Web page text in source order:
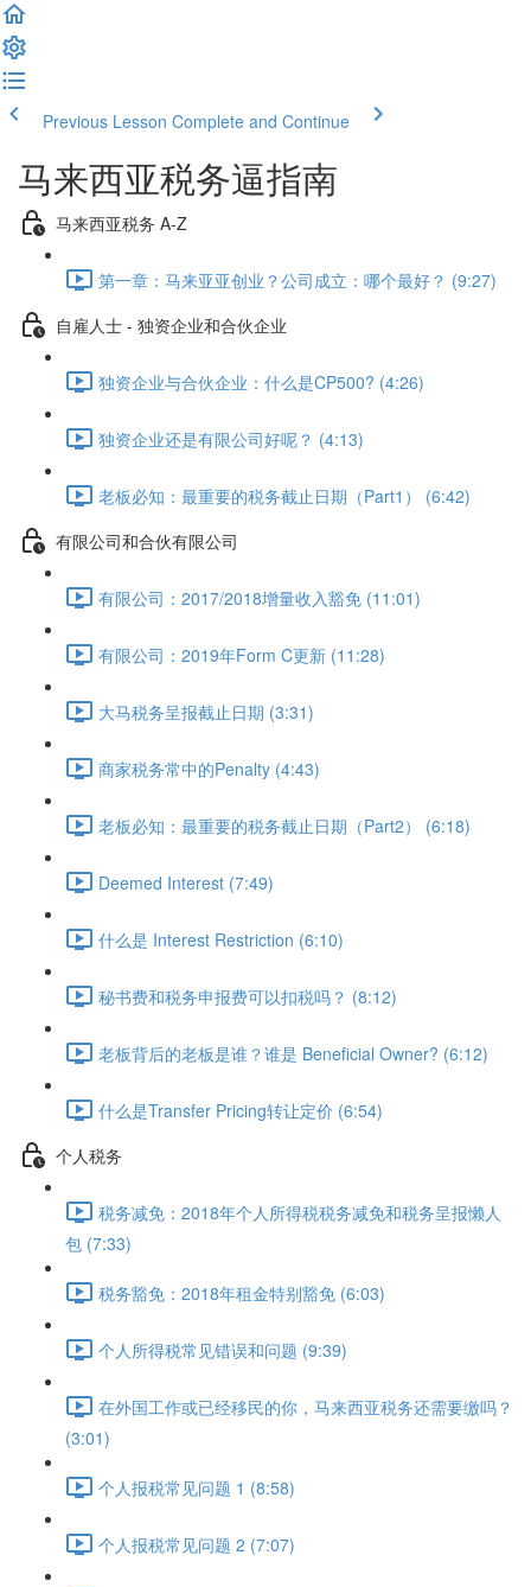
Previous Lesson Complete and Continue
马来西亚税务逼指南
马来西亚税务 A-Z
第一章：马来亚亚创业？公司成立：哪个最好？ (9:27)
自雇人士 - 独资企业和合伙企业
独资企业与合伙企业：什么是CP500? (4:26)
独资企业还是有限公司好呢？ (4:13)
老板必知：最重要的税务截止日期（Part1） (6:42)
有限公司和合伙有限公司
有限公司：2017/2018增量收入豁免 (11:01)
有限公司：2019年Form C更新 (11:28)
大马税务呈报截止日期 (3:31)
商家税务常中的Penalty (4:43)
老板必知：最重要的税务截止日期（Part2） (6:18)
Deemed Interest (7:49)
什么是 Interest Restriction (6:10)
秘书费和税务申报费可以扣税吗？ (8:12)
老板背后的老板是谁？谁是 Beneficial Owner? (6:12)
什么是Transfer Pricing转让定价 (6:54)
个人税务
税务减免：2018年个人所得税税务减免和税务呈报懒人
包 (7:33)
税务豁免：2018年租金特别豁免 (6:03)
个人所得税常见错误和问题 (9:39)
在外国工作或已经移民的你，马来西亚税务还需要缴吗？
(3:01)
个人报税常见问题 1 (8:58)
个人报税常见问题 2 (7:07)